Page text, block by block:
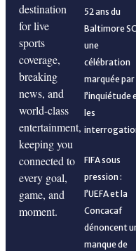
Grenadières
Large victoire des
Large victoire des
encore nécessaires
destination
for live
sports
coverage,
breaking
news, and
world-class
entertainment,
keeping you
connected to
every goal,
game, and
moment.
52 ans du
Baltimore
une
célébration
marquée par
l’inquiétude
les
FIFA sous
pression :
l’UEFA et la
Concacaf
dénoncent
manque de